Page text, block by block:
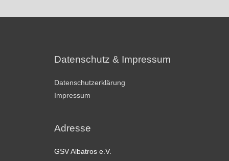
Datenschutz & Impressum
Datenschutzerklärung
Impressum
Adresse
GSV Albatros e.V.